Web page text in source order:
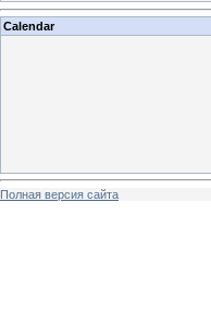
Calendar
Полная версия сайта